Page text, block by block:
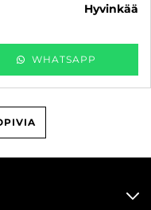
hyvinkää
WHATSAPP